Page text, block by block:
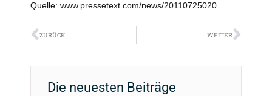
Quelle: www.pressetext.com/news/20110725020
Zurück
ZURÜCK WEITER
Die neuesten Beiträge